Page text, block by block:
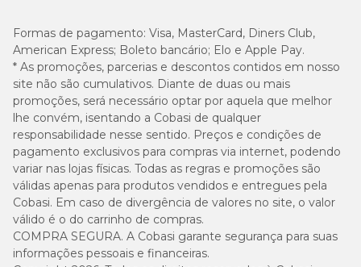
Formas de pagamento: Visa, MasterCard, Diners Club,
American Express; Boleto bancário; Elo e Apple Pay.
* As promoções, parcerias e descontos contidos em nosso
site não são cumulativos. Diante de duas ou mais
promoções, será necessário optar por aquela que melhor
lhe convém, isentando a Cobasi de qualquer
responsabilidade nesse sentido. Preços e condições de
pagamento exclusivos para compras via internet, podendo
variar nas lojas físicas. Todas as regras e promoções são
válidas apenas para produtos vendidos e entregues pela
Cobasi. Em caso de divergência de valores no site, o valor
válido é o do carrinho de compras.
COMPRA SEGURA. A Cobasi garante segurança para suas
informações pessoais e financeiras.